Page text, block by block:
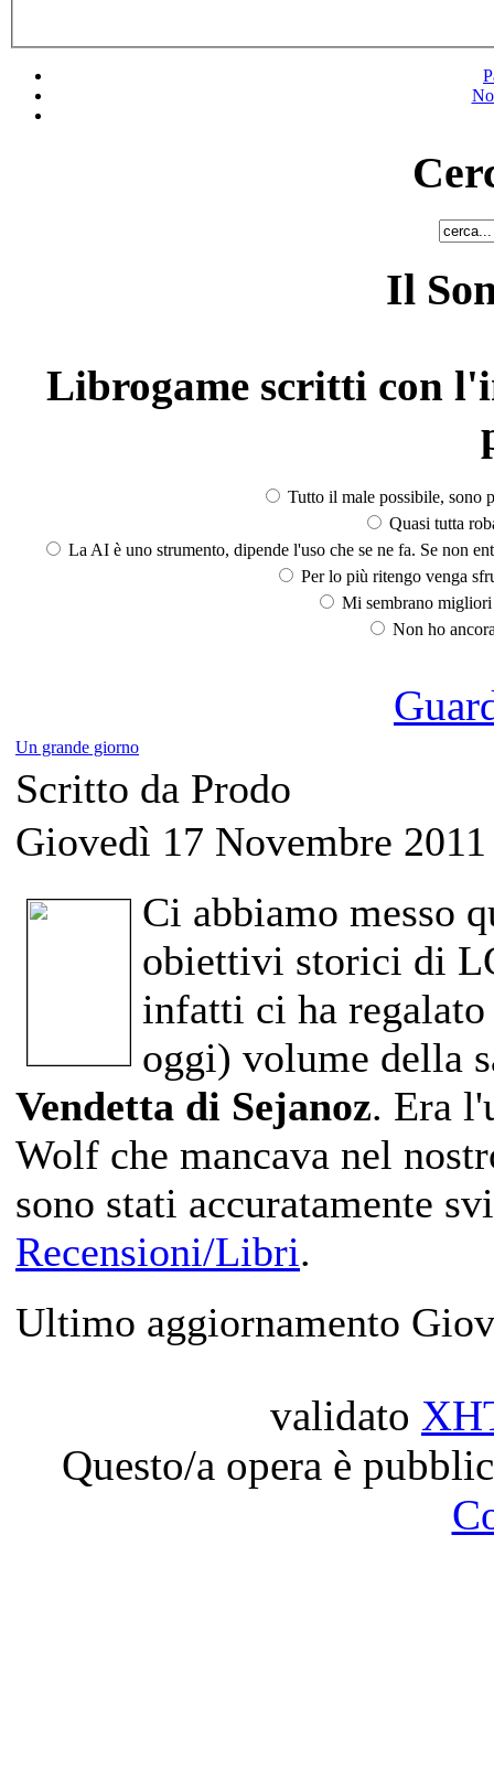
Il
Librogame scritti con
Tutto il male possibile, sono
Quasi tutta
La AI è uno strumento, dipende l'uso che se ne fa. Se non
Per lo più ritengo venga
Mi sembrano
Non ho
Un grande giorno
Scritto da Prodo
Giovedì 17 Novembre
Ci abbiamo messo
obiettivi storici di
infatti ci ha
oggi) volume della
Vendetta di Sejanoz. Era
Wolf che mancava nel
sono stati accuratamente
Recensioni/Libri.
Ultimo aggiornamento
validato
Questo/a opera è